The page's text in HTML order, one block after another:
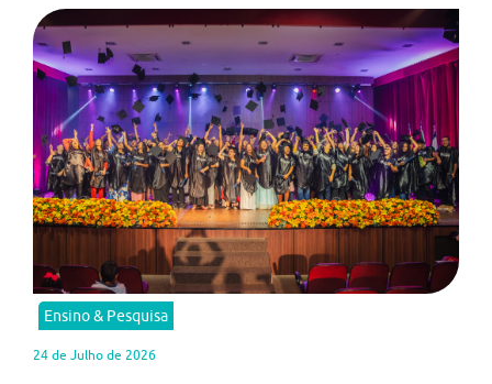
Ensino & Pesquisa
24 de Julho de 2026